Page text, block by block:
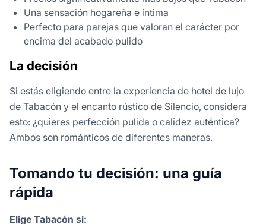
Una sensación hogareña e íntima
Perfecto para parejas que valoran el carácter por
encima del acabado pulido
La decisión
Si estás eligiendo entre la experiencia de hotel de lujo
de Tabacón y el encanto rústico de Silencio, considera
esto: ¿quieres perfección pulida o calidez auténtica?
Ambos son románticos de diferentes maneras.
Tomando tu decisión: una guía
rápida
Elige Tabacón si: